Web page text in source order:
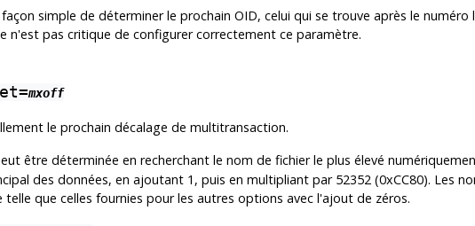
simple de déterminer le prochain OID, celui qui se trouve après le numéro
n'est pas critique de configurer correctement ce paramètre.
mxoff
le prochain décalage de multitransaction.
être déterminée en recherchant le nom de fichier le plus élevé
des données, en ajoutant 1, puis en multipliant par 52352 (0xCC80). Les
que celles fournies pour les autres options avec l'ajout de zéros.